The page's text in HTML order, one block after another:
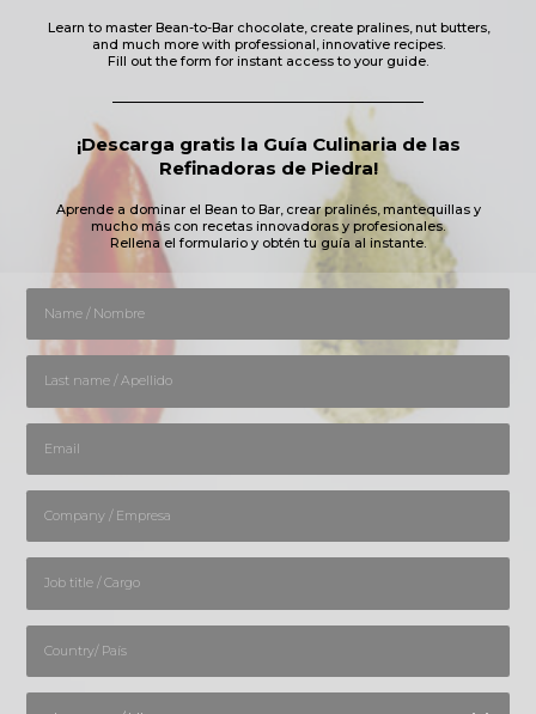
Learn to master Bean-to-Bar chocolate, create pralines, nut butters,
and much more with professional, innovative recipes.
Fill out the form for instant access to your guide.
¡Descarga gratis la Guía Culinaria de las
Refinadoras de Piedra!
Aprende a dominar el Bean to Bar, crear pralinés, mantequillas y
mucho más con recetas innovadoras y profesionales.
Rellena el formulario y obtén tu guía al instante.